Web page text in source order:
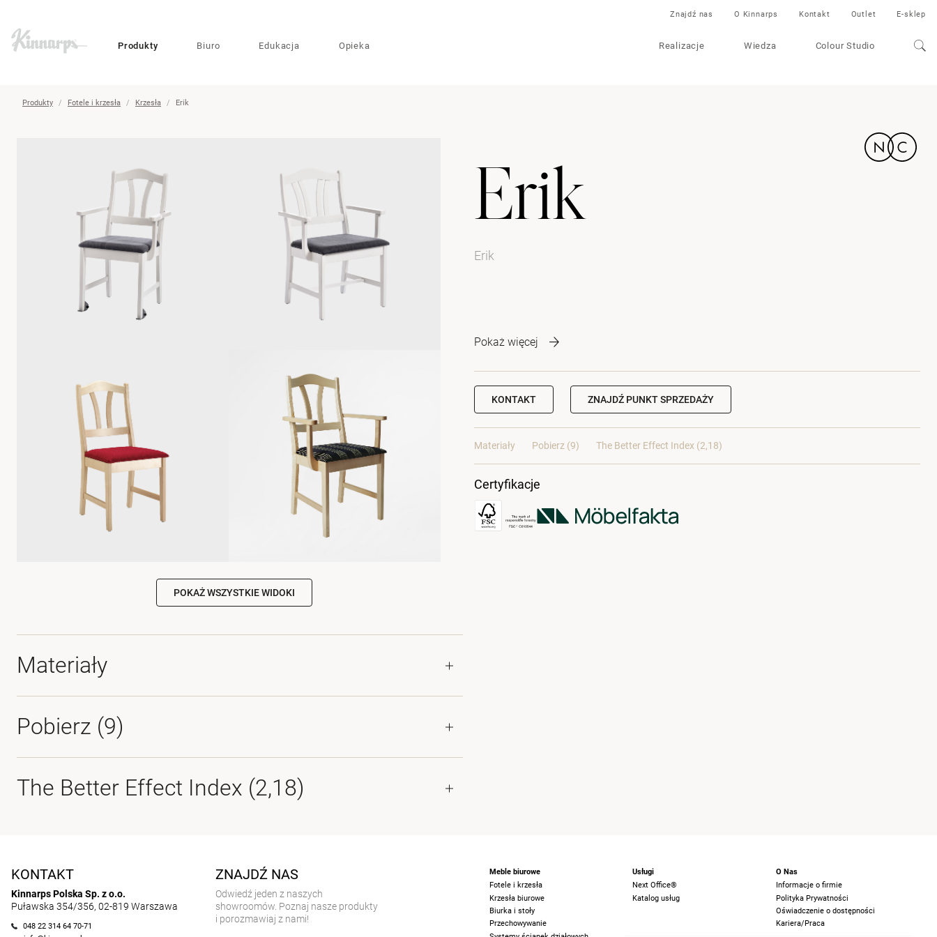
??
Produkty Biuro Edukacja Opieka Realizacje Wiedza Colour Studio
Znajdź nas O Kinnarps Kontakt Outlet E-sklep
Produkty Fotele i krzesła Krzesła Erik
Erik
Erik
Pokaż więcej
KONTAKT ZNAJDŹ PUNKT SPRZEDAŻY
Materiały Pobierz (9) The Better Effect Index (2,18)
Certyfikacje
POKAŻ WSZYSTKIE WIDOKI
Materiały
Pobierz (9)
The Better Effect Index (2,18)
KONTAKT
Kinnarps Polska Sp. z o.o.
Puławska 354/356, 02-819 Warszawa
048 22 314 64 70-71
ZNAJDŹ NAS
Odwiedź jeden z naszych
showroomów. Poznaj nasze produkty
i porozmawiaj z nami!
Meble biurowe
Fotele i krzesła
Krzesła biurowe
Biurka i stoły
Przechowywanie
Usługi
Next Office®
Katalog usług
O Nas
Informacje o firmie
Polityka Prywatności
Oświadczenie o dostępności
Kariera/Praca